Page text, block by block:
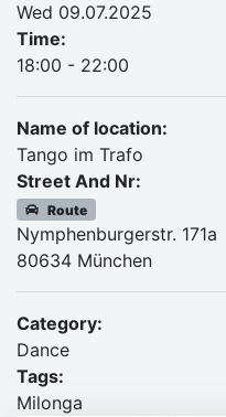
Wed 09.07.2025
Time:
18:00 - 22:00
Name of location:
Tango im Trafo
Street And Nr:
Route
Nymphenburgerstr. 171a
80634 München
Category:
Dance
Tags:
Milonga